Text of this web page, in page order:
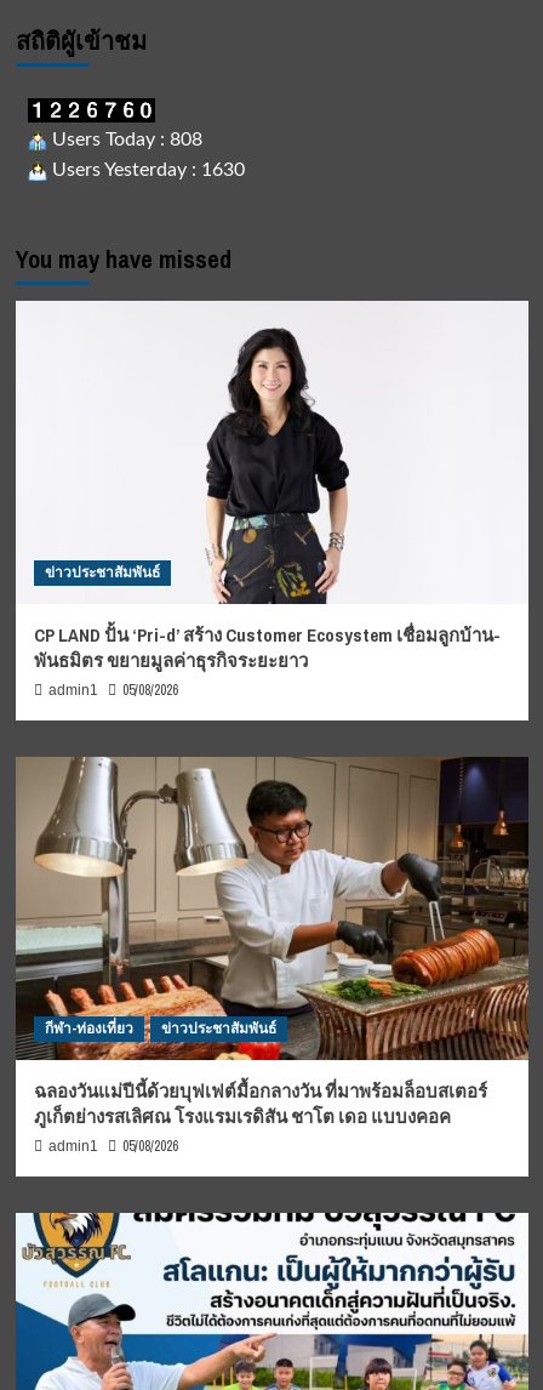
สถิติผูัเข้าชม
Users Today : 808
Users Yesterday : 1630
You may have missed
ข่าวประชาสัมพันธ์
CP LAND ปั้น ‘Pri-d’ สร้าง Customer Ecosystem เชื่อมลูกบ้าน-
พันธมิตร ขยายมูลค่าธุรกิจระยะยาว
admin1 05/08/2026
กีฬา-ท่องเที่ยว ข่าวประชาสัมพันธ์
ฉลองวันแม่ปีนี้ด้วยบุฟเฟต์มื้อกลางวัน ที่มาพร้อมล็อบสเตอร์
ภูเก็ตย่างรสเลิศณ โรงแรมเรดิสัน ชาโต เดอ แบบงคอค
admin1 05/08/2026